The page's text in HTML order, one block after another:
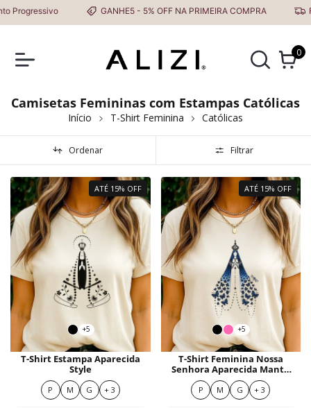
GANHE5 - 5% OFF NA PRIMEIRA COMPRA
0
Camisetas Femininas com Estampas Católicas
Início T-Shirt Feminina Católicas
Ordenar Filtrar
ATÉ 15% OFF
+5
T-Shirt Estampa Aparecida
Style
P M G + 3
ATÉ 15% OFF
+5
T-Shirt Feminina Nossa
Senhora Aparecida Manto
de Borboletas Azuis
P M G + 3